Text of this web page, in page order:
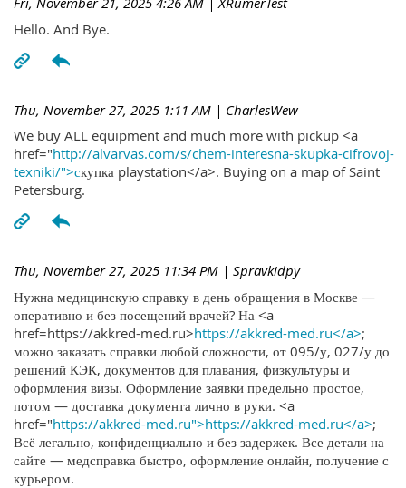
Hello. And Bye.
Thu, November 27, 2025 1:11 AM | CharlesWew
We buy ALL equipment and much more with pickup <a
href="http://alvarvas.com/s/chem-interesna-skupka-cifrovoj-
texniki/">скупка playstation</a>. Buying on a map of Saint
Petersburg.
Thu, November 27, 2025 11:34 PM | Spravkidpy
Нужна медицинскую справку в день обращения в Москве —
оперативно и без посещений врачей? На <a
href=https://akkred-med.ru>https://akkred-med.ru</a>;
можно заказать справки любой сложности, от 095/у, 027/у до
решений КЭК, документов для плавания, физкультуры и
оформления визы. Оформление заявки предельно простое,
потом — доставка документа лично в руки. <a
href="https://akkred-med.ru">https://akkred-med.ru</a>;
Всё легально, конфиденциально и без задержек. Все детали на
сайте — медсправка быстро, оформление онлайн, получение с
курьером.